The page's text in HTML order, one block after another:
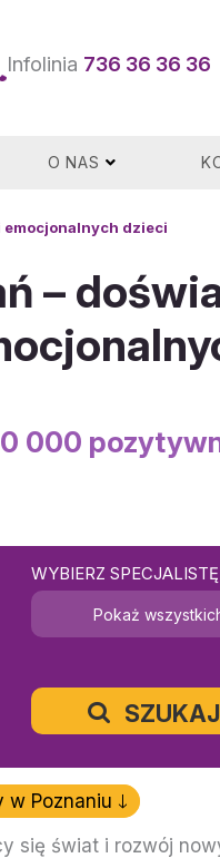
Infolinia 736 36 36 36
O NAS
emocjonalnych dzieci
–
000
WYBIERZ SPECJALISTĘ
Pokaż
SZUKAJ
w Poznaniu
się świat i rozwój